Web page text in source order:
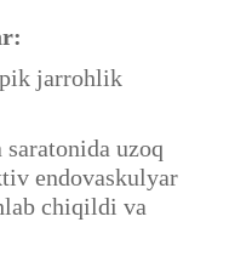
jarrohlik
uzoq
endovaskulyar
chiqildi va